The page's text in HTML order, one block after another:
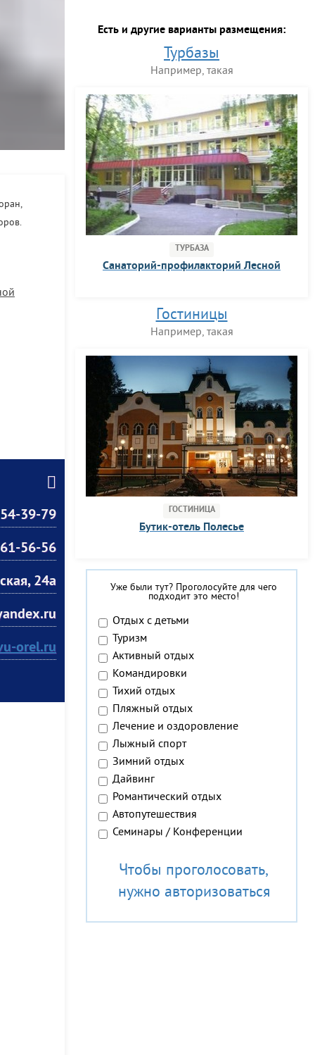
39-79
56-56
24а
orel.ru
Есть и другие варианты размещения:
Турбазы
Например, такая
ТУРБАЗА
Санаторий-профилакторий Лесной
Гостиницы
Например, такая
ГОСТИНИЦА
Бутик-отель Полесье
Уже были тут? Проголосуйте для чего
подходит это место!
Отдых с детьми
Туризм
Активный отдых
Командировки
Тихий отдых
Пляжный отдых
Лечение и оздоровление
Лыжный спорт
Зимний отдых
Дайвинг
Романтический отдых
Автопутешествия
Семинары / Конференции
Чтобы проголосовать,
нужно авторизоваться